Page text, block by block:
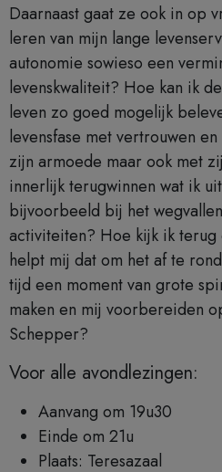
Daarnaast gaat ze ook in op
leren van mijn lange
autonomie sowieso een
levenskwaliteit? Hoe kan ik
leven zo goed mogelijk
levensfase met vertrouwen
zijn armoede maar ook met
innerlijk terugwinnen wat ik
bijvoorbeeld bij het
activiteiten? Hoe kijk ik terug
helpt mij dat om het af te
tijd een moment van grote
maken en mij voorbereiden
Schepper?
Voor alle avondlezingen:
Aanvang om 19u30
Einde om 21u
Plaats: Teresazaal